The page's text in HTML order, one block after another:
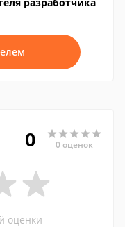
0 0 оценок
оценки